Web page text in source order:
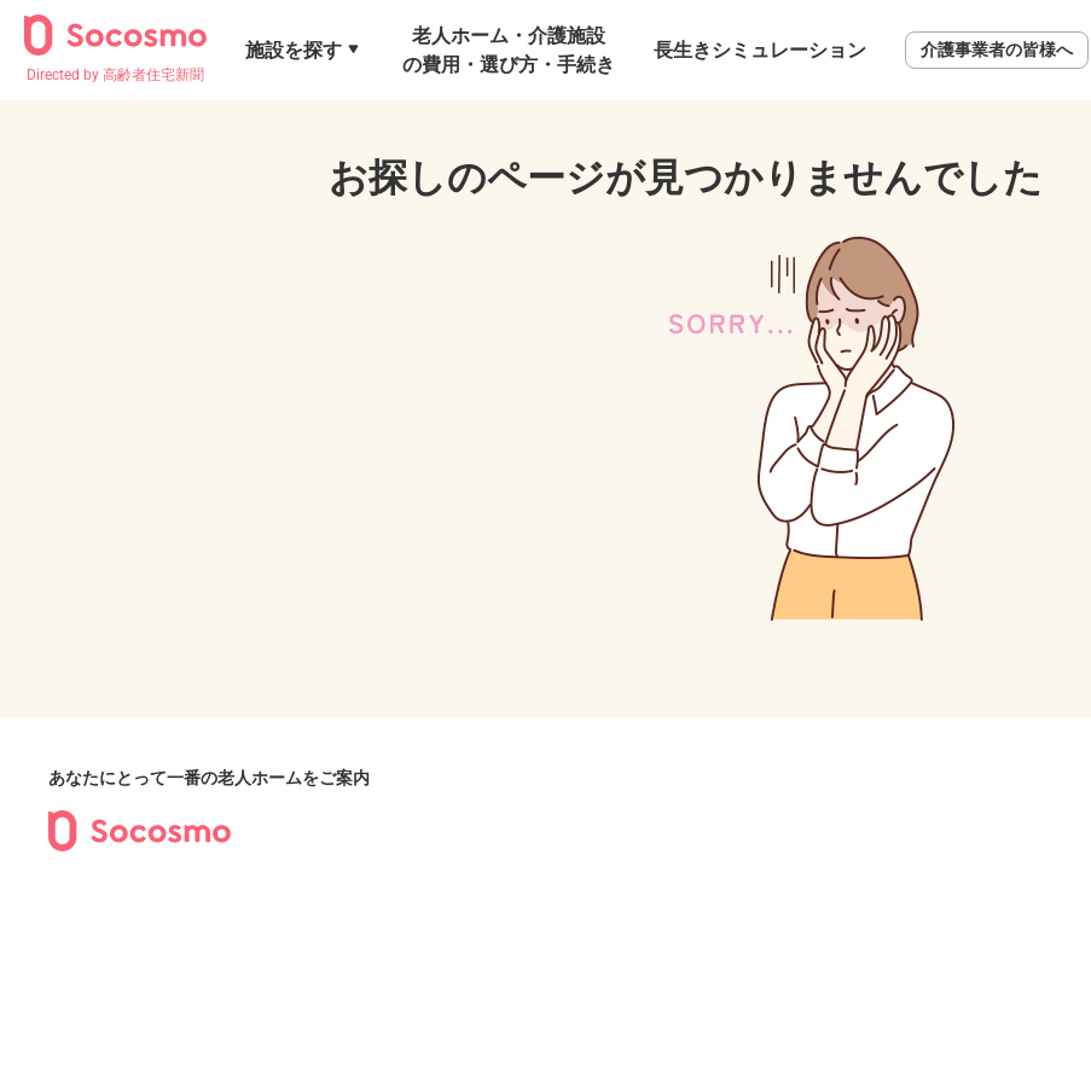
Directed by 高齢者住宅新聞
施設を探す
老人ホーム・介護施設
の費用・選び方・手続き
長生きシミュレーション 介護事業者の皆様へ
お探しのページが見つかりませんでした
あなたにとって一番の老人ホームをご案内